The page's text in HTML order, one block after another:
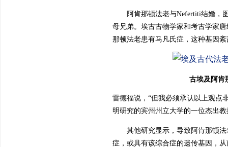
阿肯那顿法老与Nefertiti结婚，
母兄弟。埃古古物学家和考古学家
那顿法老患有马凡氏症，这种基因
古埃及阿肯
雷德福说，“但我必须承认以上观点
明研究的宾州州立大学的一位杰出教
其他研究显示，导致阿肯那顿
症，或具有该综合症的遗传基因，